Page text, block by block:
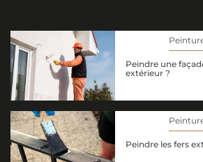
Peindre une
extérieur ?
Peindre les fers